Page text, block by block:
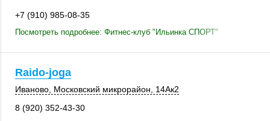
+7 (910) 985-08-35
Посмотреть подробнее: Фитнес-клуб "Ильинка СПОРТ"
Raido-joga
Иваново , Московский микрорайон, 14Ак2
8 (920) 352-43-30